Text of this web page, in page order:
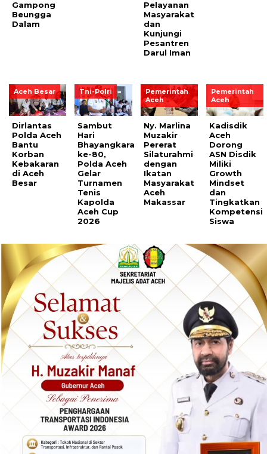
Gampong
Beungga
Dalam
Pelayanan
Masyarakat
dan
Kunjungi
Pesantren
Darul Iman
Aceh Besar
Dirlantas
Polda Aceh
Bantu
Korban
Kebakaran
di Aceh
Besar
Tni-Polri
Sambut
Hari
Bhayangkara
ke-80,
Polda Aceh
Gelar
Turnamen
Tenis
Kapolda
Aceh Cup
2026
Pemerintah
Aceh
Ny. Marlina
Muzakir
Pererat
Silaturahmi
dengan
Ikatan
Masyarakat
Aceh
Makassar
Pemerintah
Aceh
Kadisdik
Aceh
Dorong
ASN Disdik
Miliki
Growth
Mindset
dan
Tingkatkan
Kompetensi
Siswa